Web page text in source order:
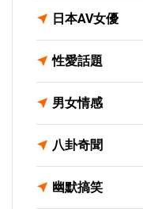
日本AV女優
性愛話題
男女情感
八卦奇聞
幽默搞笑